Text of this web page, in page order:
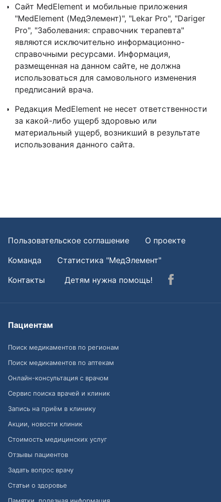
Сайт MedElement и мобильные приложения
"MedElement (МедЭлемент)", "Lekar Pro", "Dariger
Pro", "Заболевания: справочник терапевта"
являются исключительно информационно-
справочными ресурсами. Информация,
размещенная на данном сайте, не должна
использоваться для самовольного изменения
предписаний врача.
Редакция MedElement не несет ответственности
за какой-либо ущерб здоровью или
материальный ущерб, возникший в результате
использования данного сайта.
Пользовательское соглашение
О проекте
Команда
Статистика "МедЭлемент"
Контакты
Детям нужна помощь!
Пациентам
Поиск медикаментов по регионам
Поиск медикаментов по аптекам
Онлайн-консультация с врачом
Сервис поиска врачей и клиник
Запись на приём в клинику
Акции, новости клиник
Стоимость медицинских услуг
Отзывы пациентов
Задать вопрос врачу
Статьи о здоровье